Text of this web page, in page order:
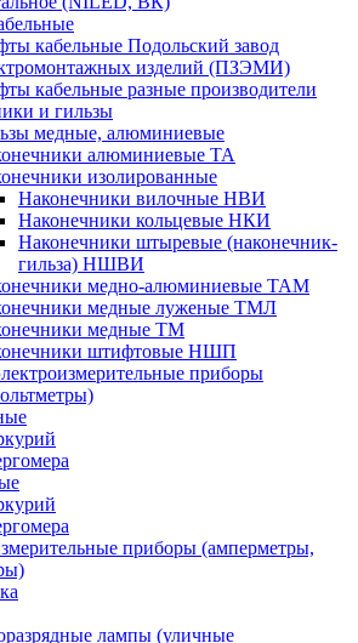
кабельные Подольский завод
изделий (ПЗЭМИ)
кабельные разные производители
и гильзы
медные, алюминиевые
алюминиевые ТА
изолированные
Наконечники вилочные НВИ
Наконечники кольцевые НКИ
Наконечники штыревые (наконечник-
гильза) НШВИ
медно-алюминиевые ТАМ
медные луженые ТМЛ
медные ТМ
штифтовые НШП
приборы
приборы (амперметры,
лампы (уличные